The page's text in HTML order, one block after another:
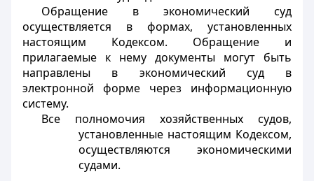
Обращение в экономический суд
осуществляется в формах, установленных
настоящим Кодексом. Обращение и
прилагаемые к нему документы могут быть
направлены в экономический суд в
электронной форме через информационную
систему.
Все полномочия хозяйственных судов,
установленные настоящим Кодексом,
осуществляются экономическими
судами.